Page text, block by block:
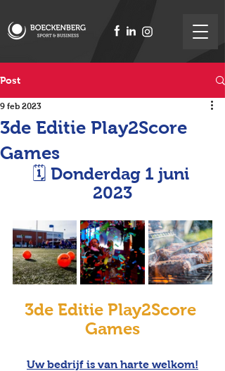
Post
3de Editie Play2Score
Games
9 feb 2023
🗓 Donderdag 1 juni
2023
3de Editie Play2Score
Games
Uw bedrijf is van harte welkom!